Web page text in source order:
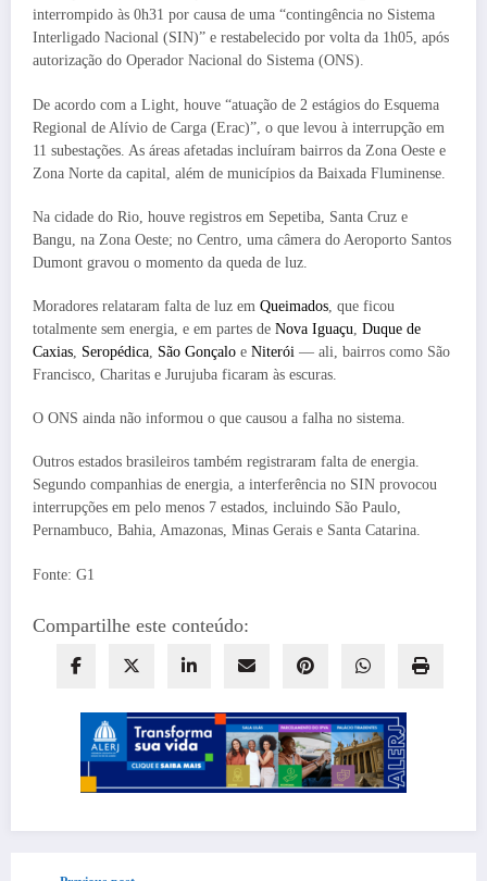
interrompido às 0h31 por causa de uma “contingência no Sistema
Interligado Nacional (SIN)” e restabelecido por volta da 1h05, após
autorização do Operador Nacional do Sistema (ONS).
De acordo com a Light, houve “atuação de 2 estágios do Esquema
Regional de Alívio de Carga (Erac)”, o que levou à interrupção em
11 subestações. As áreas afetadas incluíram bairros da Zona Oeste e
Zona Norte da capital, além de municípios da Baixada Fluminense.
Na cidade do Rio, houve registros em Sepetiba, Santa Cruz e
Bangu, na Zona Oeste; no Centro, uma câmera do Aeroporto Santos
Dumont gravou o momento da queda de luz.
Moradores relataram falta de luz em Queimados, que ficou
totalmente sem energia, e em partes de Nova Iguaçu, Duque de
Caxias, Seropédica, São Gonçalo e Niterói — ali, bairros como São
Francisco, Charitas e Jurujuba ficaram às escuras.
O ONS ainda não informou o que causou a falha no sistema.
Outros estados brasileiros também registraram falta de energia.
Segundo companhias de energia, a interferência no SIN provocou
interrupções em pelo menos 7 estados, incluindo São Paulo,
Pernambuco, Bahia, Amazonas, Minas Gerais e Santa Catarina.
Fonte: G1
Compartilhe este conteúdo: